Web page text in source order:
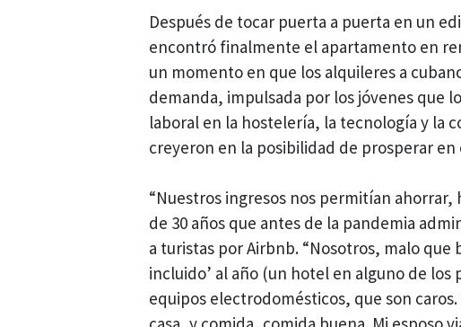
Después de tocar puerta a puerta en un
encontró finalmente el apartamento en
un momento en que los alquileres a
demanda, impulsada por los jóvenes que
laboral en la hostelería, la tecnología y la
creyeron en la posibilidad de prosperar en
“Nuestros ingresos nos permitían ahorrar,
de 30 años que antes de la pandemia
a turistas por Airbnb. “Nosotros, malo
incluido’ al año (un hotel en alguno de
equipos electrodomésticos, que son